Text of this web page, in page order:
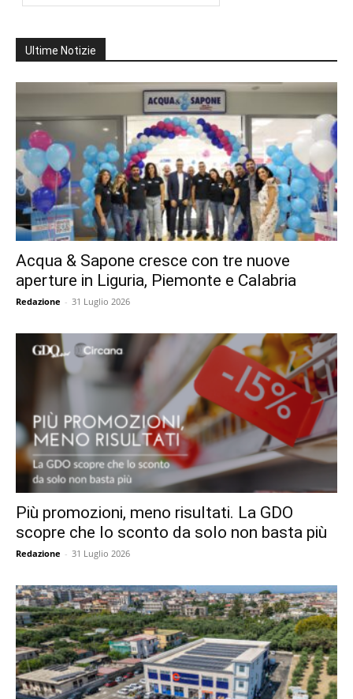
Ultime Notizie
Acqua & Sapone cresce con tre nuove
aperture in Liguria, Piemonte e Calabria
Redazione - 31 Luglio 2026
Più promozioni, meno risultati. La GDO
scopre che lo sconto da solo non basta più
Redazione - 31 Luglio 2026